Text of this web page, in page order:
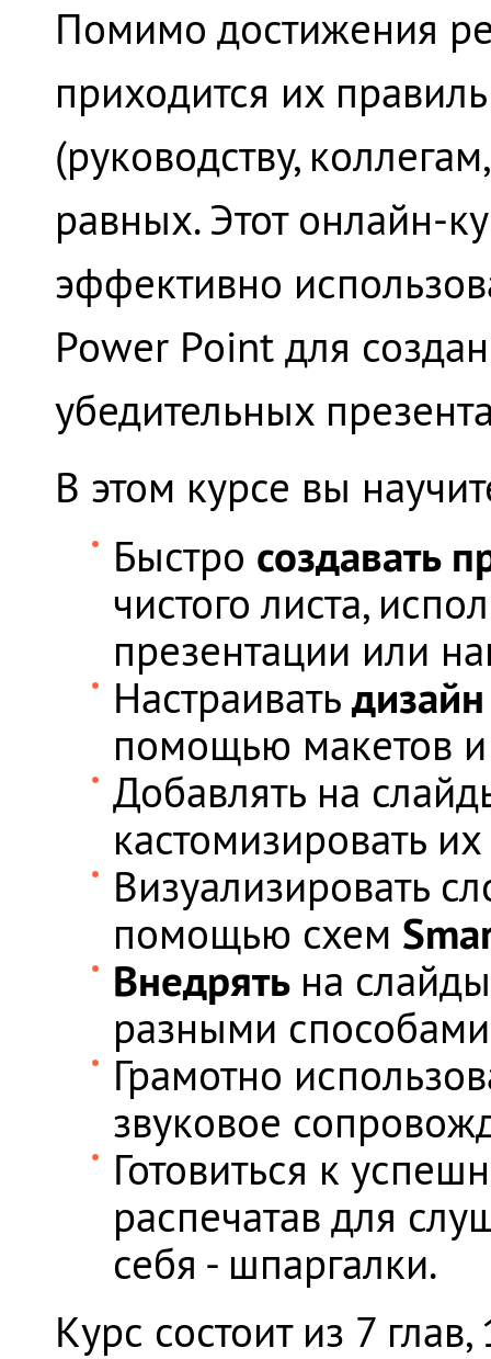
Помимо достижения
приходится их
(руководству,
равных. Этот онлайн-
эффективно
Power Point для
убедительных
В этом курсе вы
Быстро создавать
чистого листа,
презентации или
Настраивать дизайн
помощью макетов
Добавлять на
кастомизировать
Визуализировать
помощью схем
Внедрять на
разными
Грамотно
звуковое
Готовиться к
распечатав для
себя - шпаргалки.
Курс состоит из 7